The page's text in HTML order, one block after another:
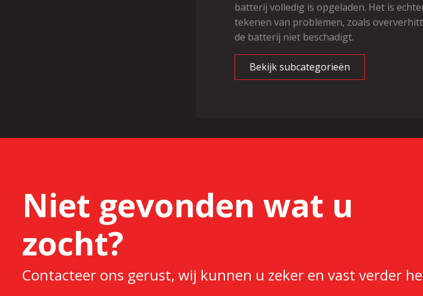
batterij volledig is opgeladen. Het is
tekenen van problemen, zoals
de batterij niet beschadigt.
Bekijk subcategorieën
Niet gevonden wat u
zocht?
Contacteer ons gerust, wij kunnen u zeker en vast verder